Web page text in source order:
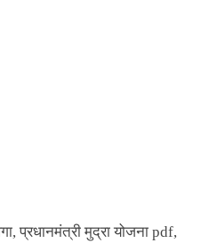
,प्रधानमंत्री मुद्रा योजना pdf,